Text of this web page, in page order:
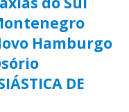
Hamburgo
DE